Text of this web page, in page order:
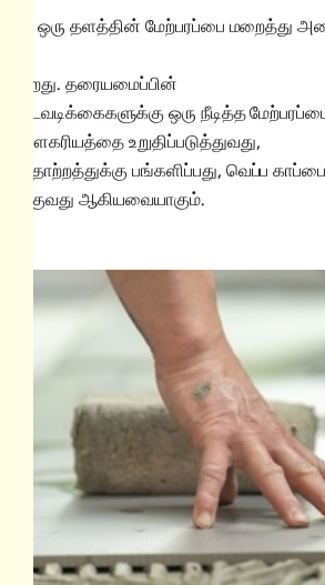
ஒரு தளத்தின் மேற்பரப்பை மறைத்து
தரையமைப்பின்
ஒரு நீடித்த
சௌகரியத்தை உறுதிப்படுத்துவது,
தோற்றத்துக்கு பங்களிப்பது, வெப்ப
ஆகியவையாகும்.